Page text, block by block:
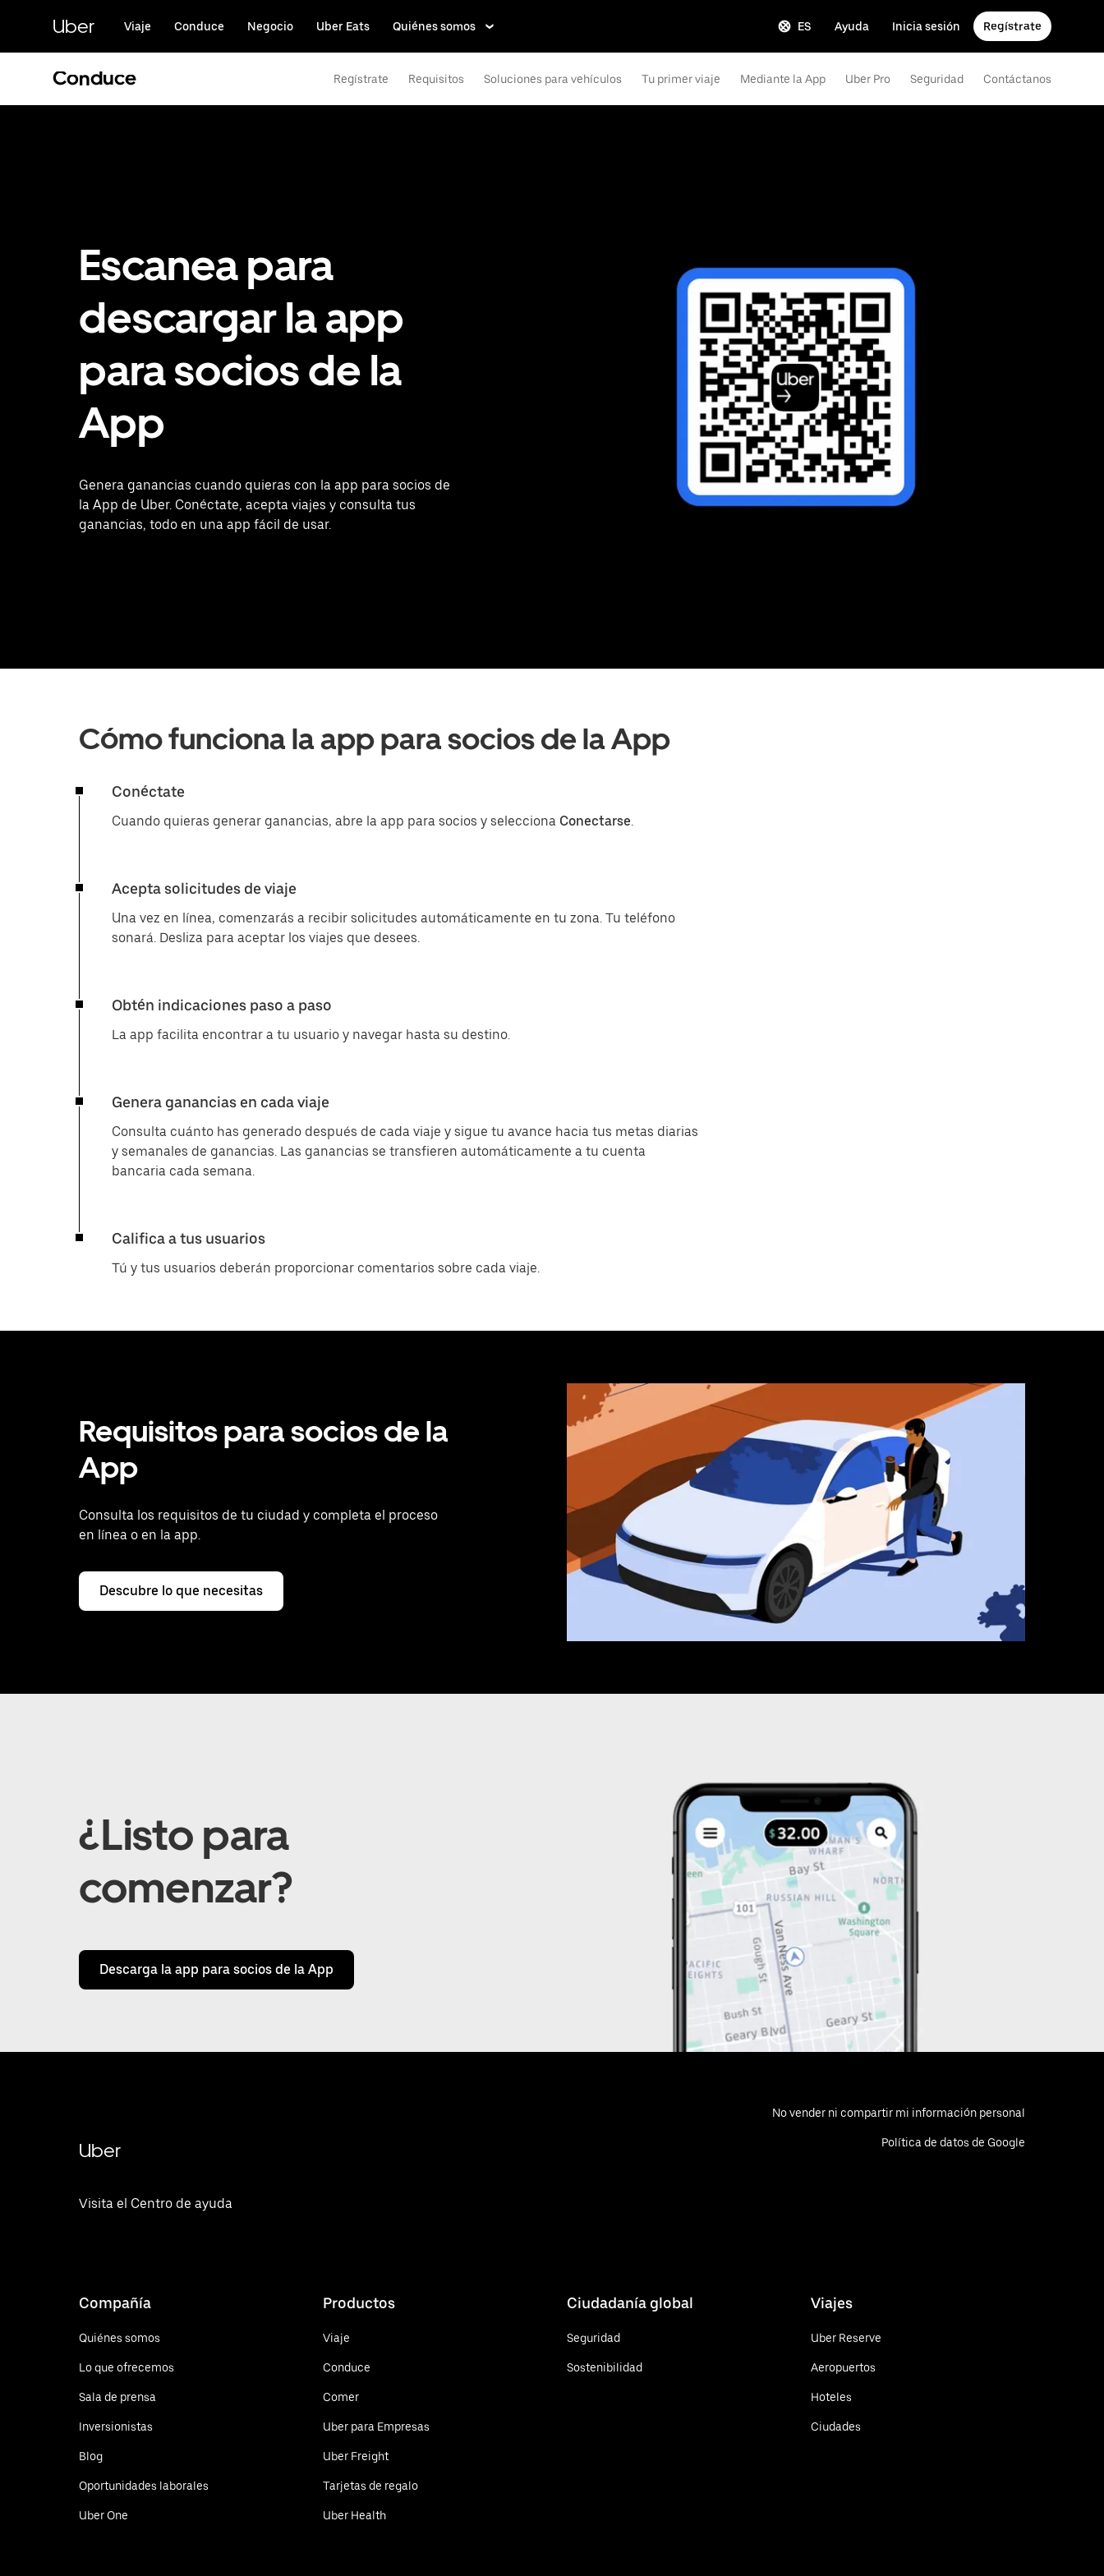
contenido
principal
Uber Viaje Conduce Negocio Uber Eats Quiénes somos ES Ayuda Inicia sesión Regístrate
Conduce Regístrate Requisitos Soluciones para vehículos Tu primer viaje Mediante la App Uber Pro Seguridad Contáctanos
Escanea para
descargar la app
para socios de la
App
Genera ganancias cuando quieras con la app para socios de
la App de Uber. Conéctate, acepta viajes y consulta tus
ganancias, todo en una app fácil de usar.
Cómo funciona la app para socios de la App
Conéctate
Cuando quieras generar ganancias, abre la app para socios y selecciona Conectarse.
Acepta solicitudes de viaje
Una vez en línea, comenzarás a recibir solicitudes automáticamente en tu zona. Tu teléfono
sonará. Desliza para aceptar los viajes que desees.
Obtén indicaciones paso a paso
La app facilita encontrar a tu usuario y navegar hasta su destino.
Genera ganancias en cada viaje
Consulta cuánto has generado después de cada viaje y sigue tu avance hacia tus metas diarias
y semanales de ganancias. Las ganancias se transfieren automáticamente a tu cuenta
bancaria cada semana.
Califica a tus usuarios
Tú y tus usuarios deberán proporcionar comentarios sobre cada viaje.
Requisitos para socios de la
App
Consulta los requisitos de tu ciudad y completa el proceso
en línea o en la app.
Descubre lo que necesitas
¿Listo para
comenzar?
Descarga la app para socios de la App
Uber
Visita el Centro de ayuda
No vender ni compartir mi información personal
Política de datos de Google
Compañía
Quiénes somos
Lo que ofrecemos
Sala de prensa
Inversionistas
Blog
Oportunidades laborales
Uber One
Productos
Viaje
Conduce
Comer
Uber para Empresas
Uber Freight
Tarjetas de regalo
Uber Health
Ciudadanía global
Seguridad
Sostenibilidad
Viajes
Uber Reserve
Aeropuertos
Hoteles
Ciudades